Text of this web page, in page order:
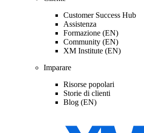
Customer Success Hub
Assistenza
Formazione (EN)
Community (EN)
XM Institute (EN)
Imparare
Risorse popolari
Storie di clienti
Blog (EN)